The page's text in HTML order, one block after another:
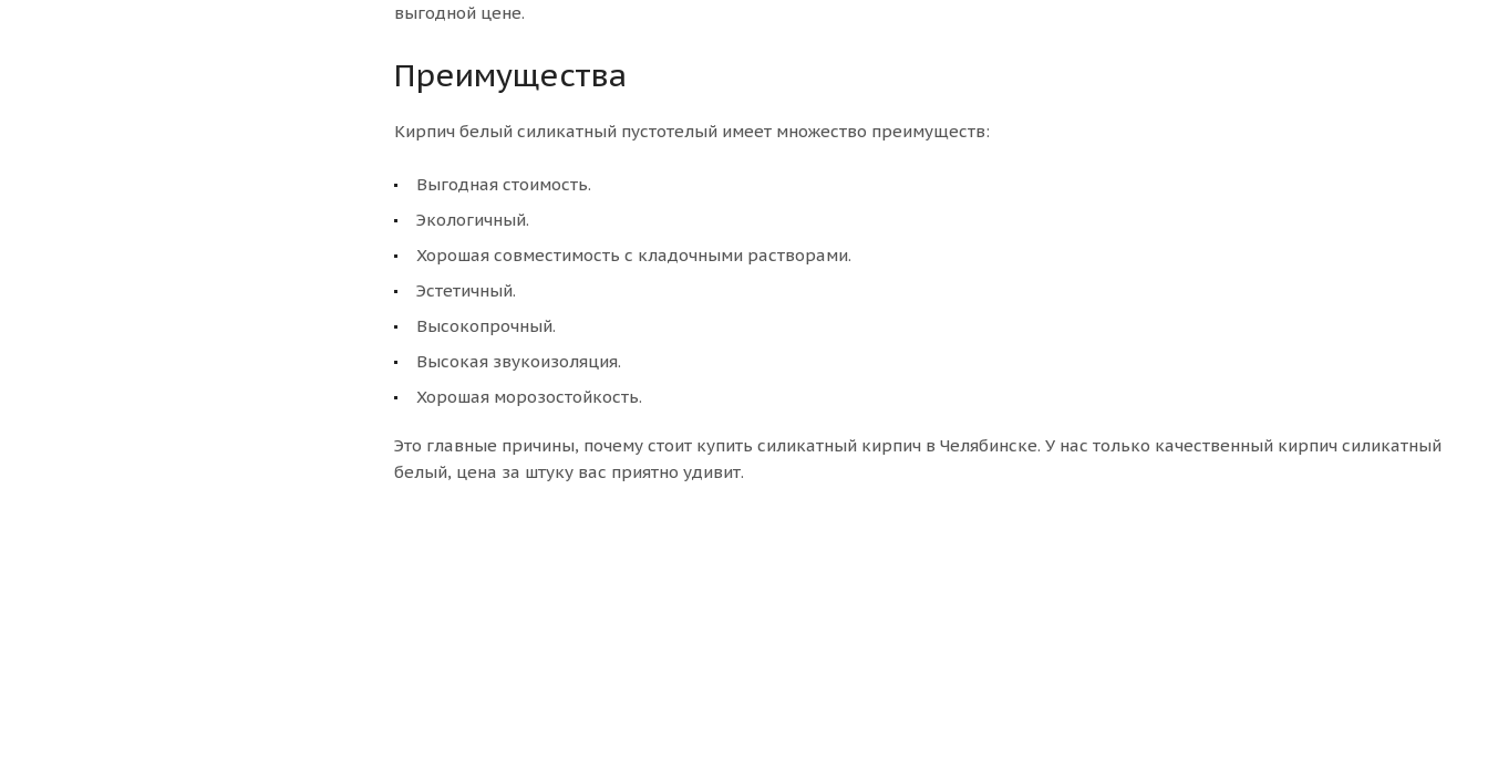
выгодной цене.
Преимущества
Кирпич белый силикатный пустотелый имеет множество преимуществ:
Выгодная стоимость.
Экологичный.
Хорошая совместимость с кладочными растворами.
Эстетичный.
Высокопрочный.
Высокая звукоизоляция.
Хорошая морозостойкость.
Это главные причины, почему стоит купить силикатный кирпич в Челябинске. У нас только качественный кирпич силикатный
белый, цена за штуку вас приятно удивит.